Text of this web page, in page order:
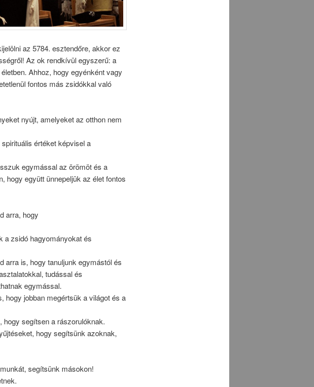
az 5784. esztendőre, akkor ez
Az ok rendkívül egyszerű: a
Ahhoz, hogy egyénként vagy
fontos más zsidókkal való
nyújt, amelyeket az otthon nem
értéket képvisel a
egymással az örömöt és a
hogy együtt ünnepeljük az élet fontos
arra, hogy
a zsidó hagyományokat és
arra is, hogy tanuljunk egymástól és
tudással és
egymással.
hogy jobban megértsük a világot és a
segítsen a rászorulóknak.
hogy segítsünk azoknak,
segítsünk másokon!